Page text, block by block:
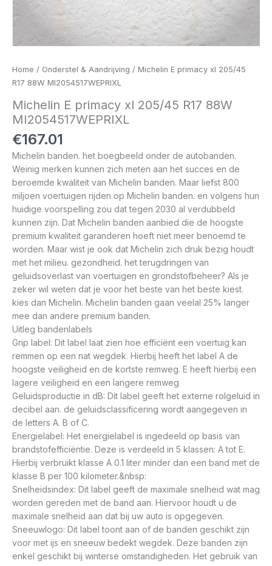
Home / Onderstel & Aandrijving / Michelin E primacy xl 205/45
R17 88W MI2054517WEPRIXL
Michelin E primacy xl 205/45 R17 88W
MI2054517WEPRIXL
€167.01
Michelin banden. het boegbeeld onder de autobanden.
Weinig merken kunnen zich meten aan het succes en de
beroemde kwaliteit van Michelin banden. Maar liefst 800
miljoen voertuigen rijden op Michelin banden. en volgens hun
huidige voorspelling zou dat tegen 2030 al verdubbeld
kunnen zijn. Dat Michelin banden aanbied die de hoogste
premium kwaliteit garanderen hoeft niet meer benoemd te
worden. Maar wist je ook dat Michelin zich druk bezig houdt
met het milieu. gezondheid. het terugdringen van
geluidsoverlast van voertuigen en grondstofbeheer? Als je
zeker wil weten dat je voor het beste van het beste kiest.
kies dan Michelin. Michelin banden gaan veelal 25% langer
mee dan andere premium banden.
Uitleg bandenlabels
Grip label: Dit label laat zien hoe efficiënt een voertuig kan
remmen op een nat wegdek. Hierbij heeft het label A de
hoogste veiligheid en de kortste remweg. E heeft hierbij een
lagere veiligheid en een langere remweg
Geluidsproductie in dB: Dit label geeft het externe rolgeluid in
decibel aan. de geluidsclassificering wordt aangegeven in
de letters A. B of C.
Energielabel: Het energielabel is ingedeeld op basis van
brandstofefficiëntie. Deze is verdeeld in 5 klassen: A tot E.
Hierbij verbruikt klasse A 0.1 liter minder dan een band met de
klasse B per 100 kilometer.&nbsp:
Snelheidsindex: Dit label geeft de maximale snelheid wat mag
worden gereden met de band aan. Hiervoor houdt u de
maximale snelheid aan dat bij uw auto is opgegeven.
Sneeuwlogo: Dit label toont aan of de banden geschikt zijn
voor met ijs en sneeuw bedekt wegdek. Deze banden zijn
enkel geschikt bij winterse omstandigheden. Het gebruik van